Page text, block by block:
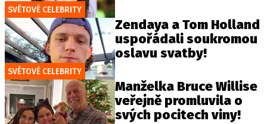
SVĚTOVÉ CELEBRITY
SVĚTOVÉ CELEBRITY
Zendaya a Tom Holland
uspořádali soukromou
oslavu svatby!
Manželka Bruce Willise
veřejně promluvila o
svých pocitech viny!